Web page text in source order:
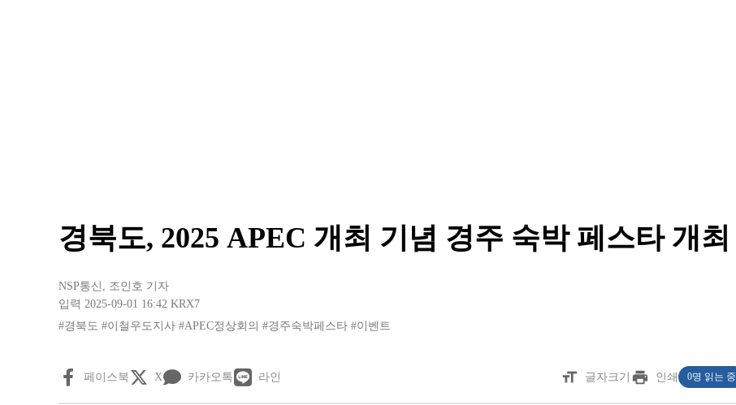
경북도, 2025 APEC 개최 기념 경주 숙박 페스타 개최
NSP통신 , 조인호 기자
입력 2025-09-01 16:42 KRX7
#경북도 #이철우도지사 #APEC정상회의 #경주숙박페스타 #이벤트
페이스북 X 카카오톡 라인 format_size 글자크기 print 인쇄 0명 읽는 중